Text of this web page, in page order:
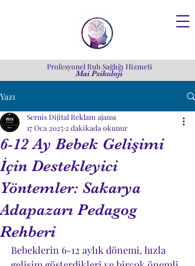
Mai Psikoloji
Profesyonel Ruh Sağlığı Hizmeti
Yazı
6-12 Ay Bebek Gelişimi
İçin Destekleyici
Yöntemler: Sakarya
Adapazarı Pedagog
Rehberi
Sernis Dijital Reklam ajansı
17 Oca 2025 2 dakikada okunur
Bebeklerin 6-12 aylık dönemi, hızla